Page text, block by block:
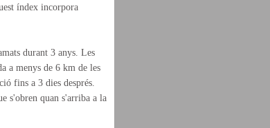
índex incorpora
durant 3 anys. Les
a menys de 6 km de les
fins a 3 dies després.
s'obren quan s'arriba a la